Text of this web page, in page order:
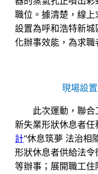
職位。據清楚，線上
設置為呼和浩特新
化辦事效能，為求職
現場設
此次運動，聯合
新失業形狀休息者
計“休息筑夢 法治相
形狀休息者供給法
等辦事；展開職工